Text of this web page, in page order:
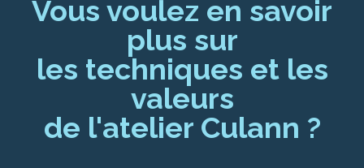
Vous voulez en savoir
plus sur
les techniques et les
valeurs
de l'atelier Culann ?